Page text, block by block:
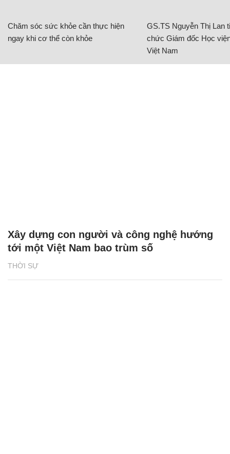
Chăm sóc sức khỏe cần thực hiện
ngay khi cơ thể còn khỏe
GS.TS Nguyễn Thị Lan
chức Giám đốc Học
Việt Nam
THỜI SỰ
Xây dựng con người và công nghệ hướng
tới một Việt Nam bao trùm số